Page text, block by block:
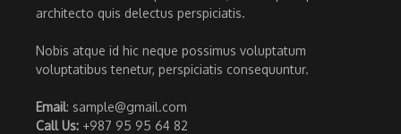
architecto quis delectus perspiciatis.
Nobis atque id hic neque possimus voluptatum
voluptatibus tenetur, perspiciatis consequuntur.
Email: sample@gmail.com
Call Us: +987 95 95 64 82